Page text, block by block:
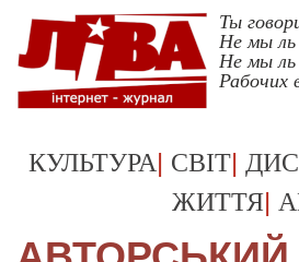
Ты
Не мы ль
Не мы ль
Рабочих
КУЛЬТУРА| СВІТ|
ЖИТТЯ|